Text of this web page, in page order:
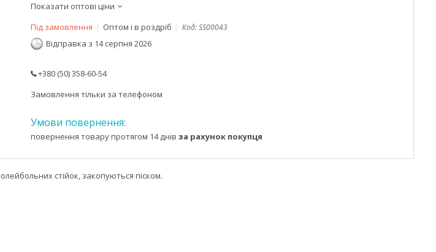
Показати оптові ціни
Під замовлення
Оптом і в роздріб Код:SS00043
Відправка з 14 серпня 2026
+380 (50) 358-60-54
Замовлення тільки за телефоном
повернення товару протягом 14 днів за рахунок покупця
стійок, закопуються піском.